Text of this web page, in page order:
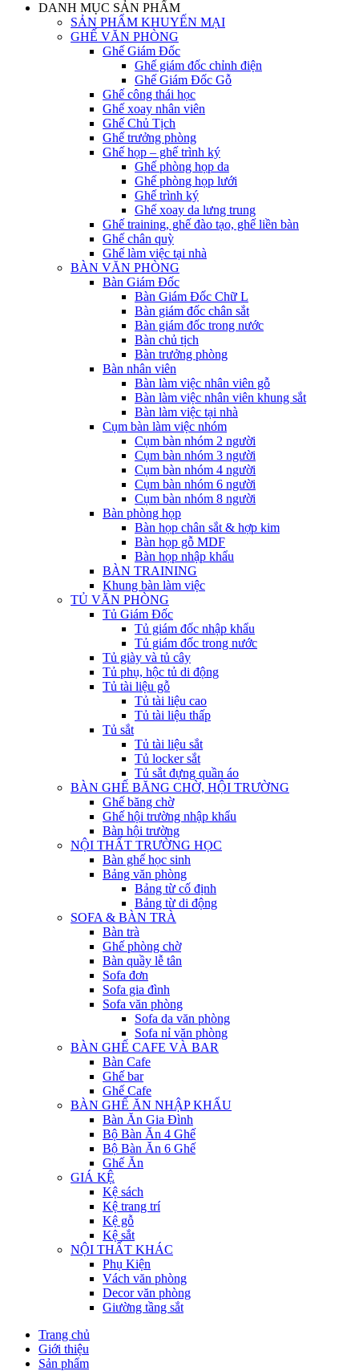
DANH MỤC SẢN PHẨM
SẢN PHẨM KHUYẾN MẠI
GHẾ VĂN PHÒNG
Ghế Giám Đốc
Ghế giám đốc chỉnh điện
Ghế Giám Đốc Gỗ
Ghế công thái học
Ghế xoay nhân viên
Ghế Chủ Tịch
Ghế trưởng phòng
Ghế họp – ghế trình ký
Ghế phòng họp da
Ghế phòng họp lưới
Ghế trình ký
Ghế xoay da lưng trung
Ghế training, ghế đào tạo, ghế liền bàn
Ghế chân quỳ
Ghế làm việc tại nhà
BÀN VĂN PHÒNG
Bàn Giám Đốc
Bàn Giám Đốc Chữ L
Bàn giám đốc chân sắt
Bàn giám đốc trong nước
Bàn chủ tịch
Bàn trưởng phòng
Bàn nhân viên
Bàn làm việc nhân viên gỗ
Bàn làm việc nhân viên khung sắt
Bàn làm việc tại nhà
Cụm bàn làm việc nhóm
Cụm bàn nhóm 2 người
Cụm bàn nhóm 3 người
Cụm bàn nhóm 4 người
Cụm bàn nhóm 6 người
Cụm bàn nhóm 8 người
Bàn phòng họp
Bàn họp chân sắt & hợp kim
Bàn họp gỗ MDF
Bàn họp nhập khẩu
BÀN TRAINING
Khung bàn làm việc
TỦ VĂN PHÒNG
Tủ Giám Đốc
Tủ giám đốc nhập khẩu
Tủ giám đốc trong nước
Tủ giày và tủ cây
Tủ phụ, hộc tủ di động
Tủ tài liệu gỗ
Tủ tài liệu cao
Tủ tài liệu thấp
Tủ sắt
Tủ tài liệu sắt
Tủ locker sắt
Tủ sắt đựng quần áo
BÀN GHẾ BĂNG CHỜ, HỘI TRƯỜNG
Ghế băng chờ
Ghế hội trường nhập khẩu
Bàn hội trường
NỘI THẤT TRƯỜNG HỌC
Bàn ghế học sinh
Bảng văn phòng
Bảng từ cố định
Bảng từ di động
SOFA & BÀN TRÀ
Bàn trà
Ghế phòng chờ
Bàn quầy lễ tân
Sofa đơn
Sofa gia đình
Sofa văn phòng
Sofa da văn phòng
Sofa nỉ văn phòng
BÀN GHẾ CAFE VÀ BAR
Bàn Cafe
Ghế bar
Ghế Cafe
BÀN GHẾ ĂN NHẬP KHẨU
Bàn Ăn Gia Đình
Bộ Bàn Ăn 4 Ghế
Bộ Bàn Ăn 6 Ghế
Ghế Ăn
GIÁ KỆ
Kệ sách
Kệ trang trí
Kệ gỗ
Kệ sắt
NỘI THẤT KHÁC
Phụ Kiện
Vách văn phòng
Decor văn phòng
Giường tầng sắt
Trang chủ
Giới thiệu
Sản phẩm